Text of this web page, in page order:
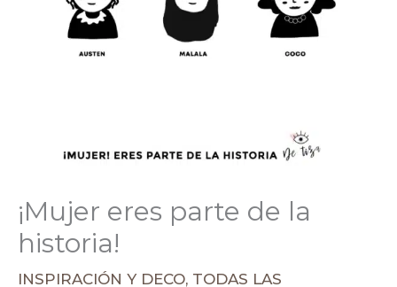
¡Mujer eres parte de la
historia!
INSPIRACIÓN Y DECO, TODAS LAS